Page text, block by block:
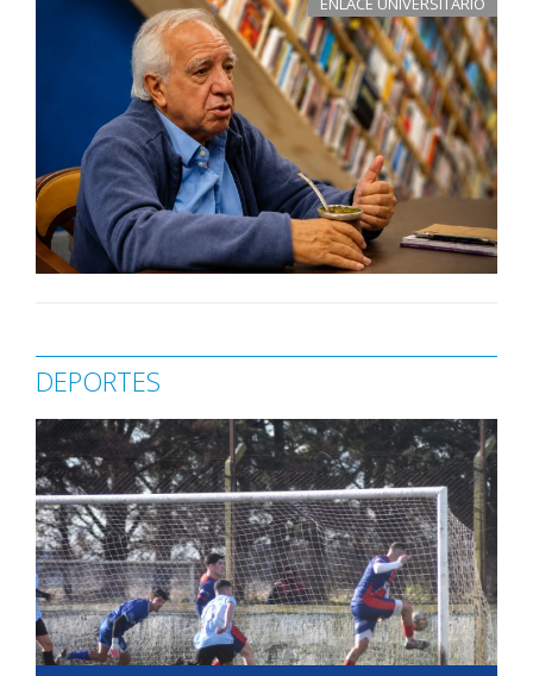
DEPORTES